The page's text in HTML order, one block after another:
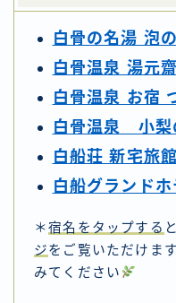
白骨の名湯 泡
白骨温泉 湯元
白骨温泉 お宿
白骨温泉 小
白船荘 新宅旅館
白船グランドホ
＊宿名をタップする
ジをご覧いただけま
みてください